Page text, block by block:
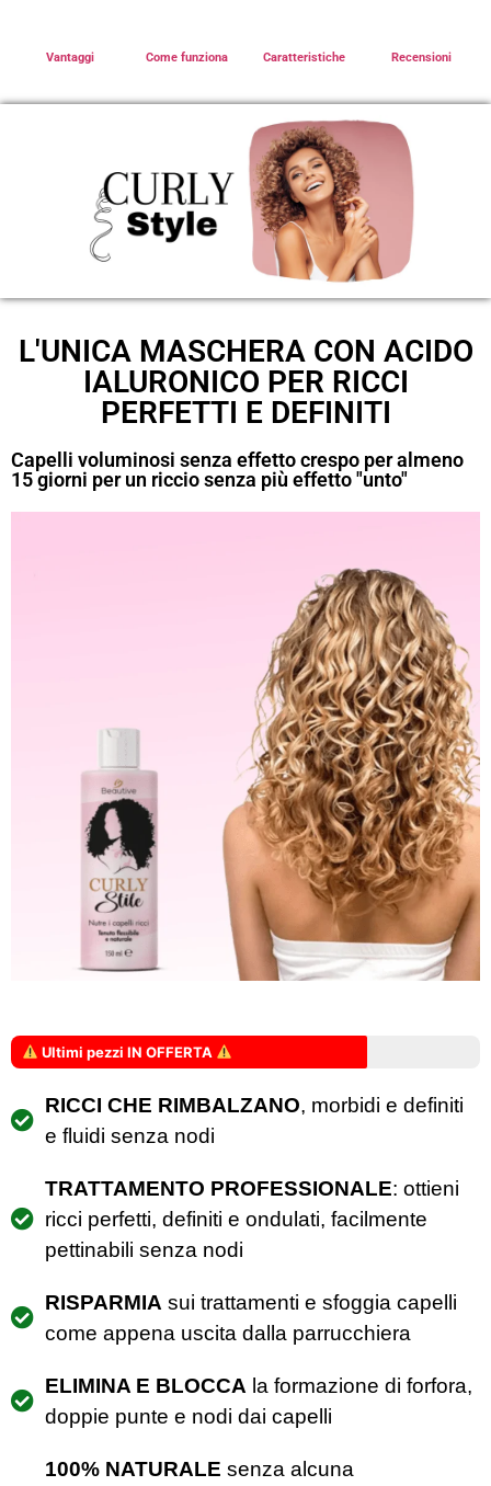
Vantaggi Come funziona Caratteristiche Recensioni
L'UNICA MASCHERA CON ACIDO
IALURONICO PER RICCI
PERFETTI E DEFINITI
Capelli voluminosi senza effetto crespo per almeno
15 giorni per un riccio senza più effetto "unto"
Ultimi pezzi IN OFFERTA
RICCI CHE RIMBALZANO, morbidi e definiti
e fluidi senza nodi
TRATTAMENTO PROFESSIONALE: ottieni
ricci perfetti, definiti e ondulati, facilmente
pettinabili senza nodi
RISPARMIA sui trattamenti e sfoggia capelli
come appena uscita dalla parrucchiera
ELIMINA E BLOCCA la formazione di forfora,
doppie punte e nodi dai capelli
100% NATURALE senza alcuna